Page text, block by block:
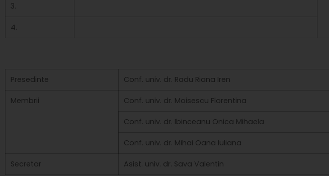
3.
4.
Presedinte Conf. univ. dr. Radu Riana Iren
Membrii Conf. univ. dr. Moisescu Florentina
Conf. univ. dr. Ibinceanu Onica Mihaela
Conf. univ. dr. Mihai Oana Iuliana
Secretar Asist. univ. dr. Sava Valentin